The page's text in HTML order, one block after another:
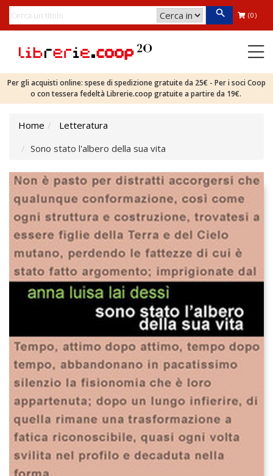
(0)
Per gli acquisti online: spese di spedizione gratuite da 25€ - Per i soci Coop
o con tessera fedeltà Librerie.coop gratuite a partire da 19€.
Home
Letteratura
Sono stato l'albero della sua vita